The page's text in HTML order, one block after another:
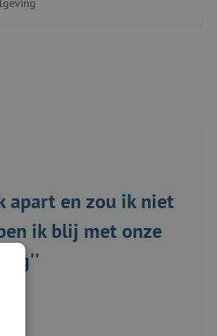
apart en zou ik niet
ik blij met onze